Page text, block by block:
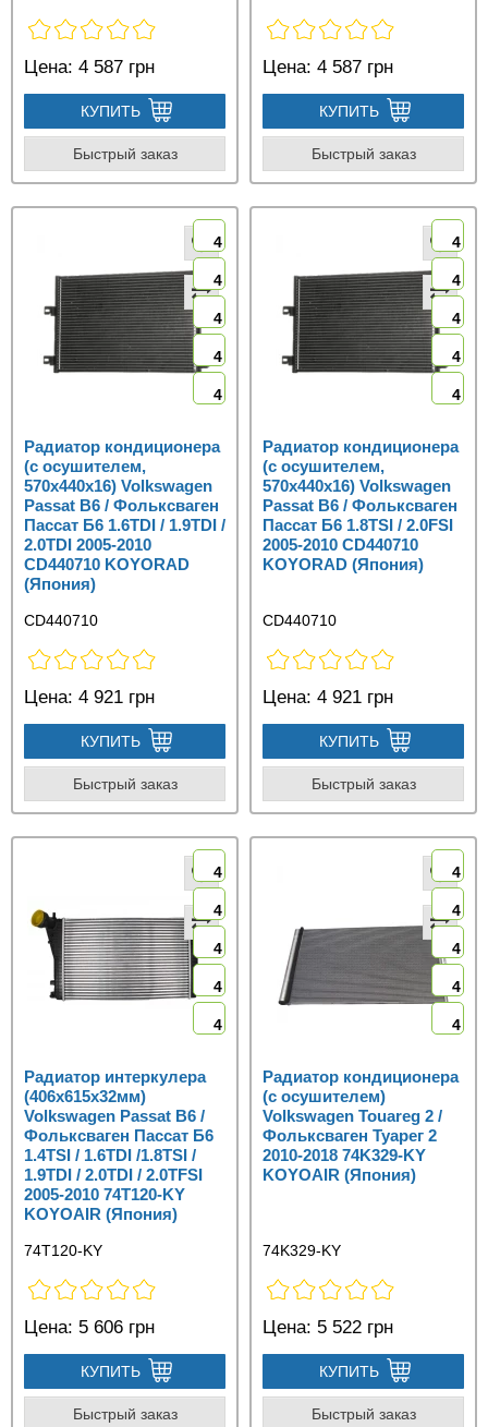
Цена: 4 587 грн
КУПИТЬ
Быстрый заказ
Цена: 4 587 грн
КУПИТЬ
Быстрый заказ
4
4
4
4
4
Радиатор кондиционера
(с осушителем,
570x440x16) Volkswagen
Passat B6 / Фольксваген
Пассат Б6 1.6TDI / 1.9TDI /
2.0TDI 2005-2010
CD440710 KOYORAD
(Япония)
CD440710
Цена: 4 921 грн
КУПИТЬ
Быстрый заказ
4
4
4
4
4
Радиатор кондиционера
(с осушителем,
570x440x16) Volkswagen
Passat B6 / Фольксваген
Пассат Б6 1.8TSI / 2.0FSI
2005-2010 CD440710
KOYORAD (Япония)
CD440710
Цена: 4 921 грн
КУПИТЬ
Быстрый заказ
4
4
4
4
4
Радиатор интеркулера
(406x615x32мм)
Volkswagen Passat B6 /
Фольксваген Пассат Б6
1.4TSI / 1.6TDI /1.8TSI /
1.9TDI / 2.0TDI / 2.0TFSI
2005-2010 74T120-KY
KOYOAIR (Япония)
74T120-KY
Цена: 5 606 грн
КУПИТЬ
Быстрый заказ
4
4
4
4
4
Радиатор кондиционера
(с осушителем)
Volkswagen Touareg 2 /
Фольксваген Туарег 2
2010-2018 74K329-KY
KOYOAIR (Япония)
74K329-KY
Цена: 5 522 грн
КУПИТЬ
Быстрый заказ